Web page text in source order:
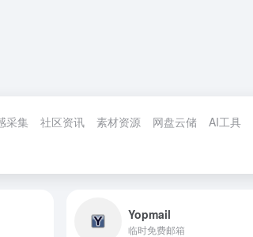
采集 社区资讯 素材资源 网盘云储 AI工具
Yopmail
临时免费邮箱